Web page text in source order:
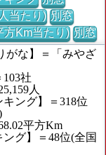
当たり) 別窓
方Km当たり) 別窓
がな】＝「みやざ
103社
人
キング】＝318位
平方Km
ング】＝48位(全国